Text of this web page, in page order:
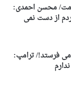
محسن احمدی:
از دست نمی
فرستد!/ ترامپ: